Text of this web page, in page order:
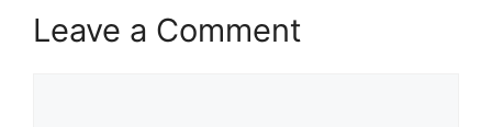
Leave a Comment